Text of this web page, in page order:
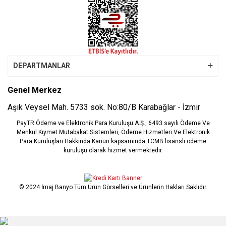
DEPARTMANLAR
Genel Merkez
Aşık Veysel Mah. 5733 sok. No:80/B Karabağlar - İzmir
PayTR Ödeme ve Elektronik Para Kuruluşu A.Ş., 6493 sayılı Ödeme Ve
Menkul Kıymet Mutabakat Sistemleri, Ödeme Hizmetleri Ve Elektronik
Para Kuruluşları Hakkında Kanun kapsamında TCMB lisanslı ödeme
kuruluşu olarak hizmet vermektedir.
© 2024 İmaj Banyo Tüm Ürün Görselleri ve Ürünlerin Hakları Saklıdır.